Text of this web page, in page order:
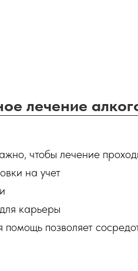
лечение
чтобы лечение
на учет
карьеры
позволяет